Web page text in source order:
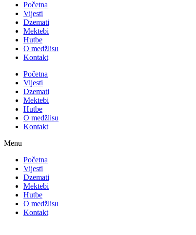
Početna
Vijesti
Dzemati
Mektebi
Hutbe
O medžlisu
Kontakt
Početna
Vijesti
Dzemati
Mektebi
Hutbe
O medžlisu
Kontakt
Menu
Početna
Vijesti
Dzemati
Mektebi
Hutbe
O medžlisu
Kontakt